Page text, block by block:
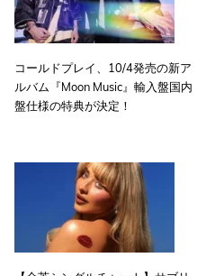
コールドプレイ、10/4発売の新ア
ルバム『Moon Music』輸入盤国内
盤仕様の特典が決定！